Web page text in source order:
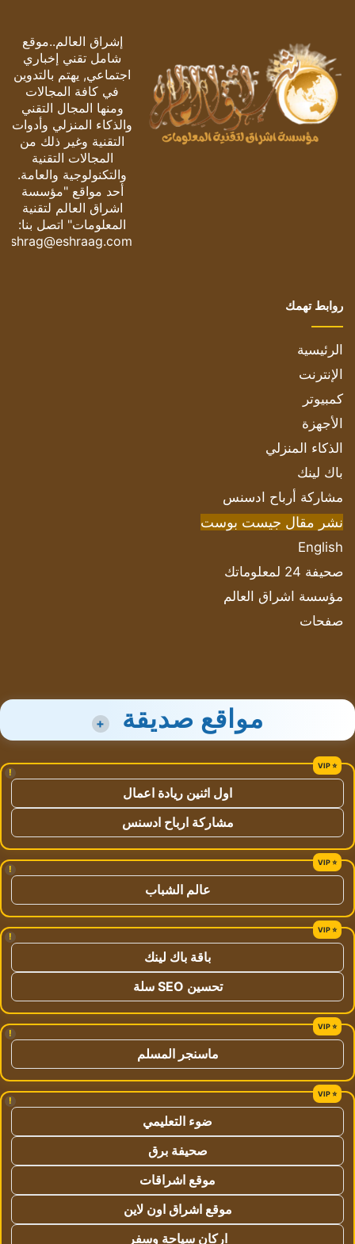
إشراق العالم..موقع
شامل تقني إخباري
اجتماعي, يهتم بالتدوين
في كافة المجالات
ومنها المجال التقني
والذكاء المنزلي وأدوات
التقنية وغير ذلك من
المجالات التقنية
والتكنولوجية والعامة.
أحد مواقع "مؤسسة
اشراق العالم لتقنية
المعلومات" اتصل بنا:
eshrag@eshraag.com
روابط تهمك
الرئيسية
الإنترنت
كمبيوتر
الأجهزة
الذكاء المنزلي
باك لينك
مشاركة أرباح ادسنس
نشر مقال جيست بوست
English
صحيفة 24 لمعلوماتك
مؤسسة اشراق العالم
صفحات
مواقع صديقة +
!
اول اثنين ريادة اعمال
مشاركة ارباح ادسنس
!
عالم الشباب
!
باقة باك لينك
تحسين SEO سلة
!
ماسنجر المسلم
!
ضوء التعليمي
صحيفة برق
موقع اشراقات
موقع اشراق اون لاين
اركان سياحة وسفر